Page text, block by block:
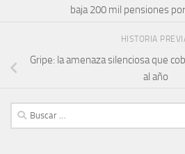
baja 200 mil pensiones
HISTORIA
Gripe: la amenaza silenciosa que
al año
Buscar: